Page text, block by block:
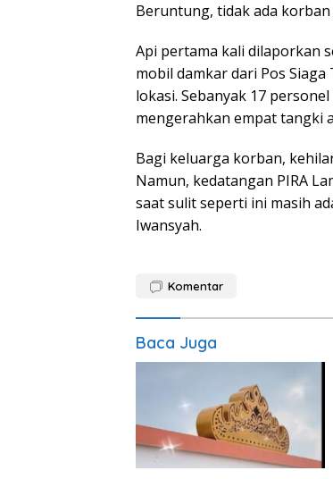
Beruntung, tidak ada
Api pertama kali dilaporkan
mobil damkar dari Pos
lokasi. Sebanyak 17
mengerahkan empat tangki
Bagi keluarga korban,
Namun, kedatangan PIRA
saat sulit seperti ini masih
Iwansyah.
Komentar
Baca Juga